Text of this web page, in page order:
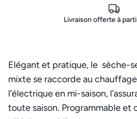
Livraison offerte à
Elégant et pratique, le sèche-
mixte se raccorde au
l’électrique en mi-saison,
toute saison. Programmable et